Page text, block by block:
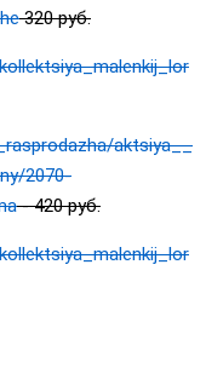
320 руб.
aktsiya__
2070-
- 420 руб.